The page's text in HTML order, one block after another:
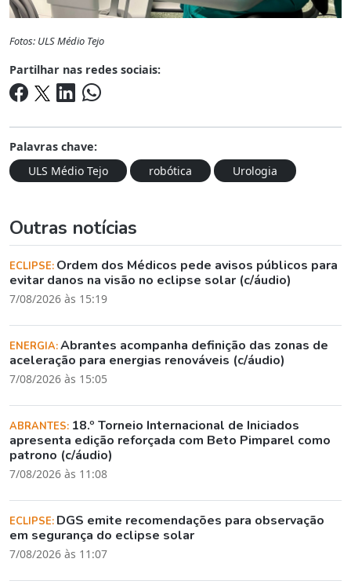
Fotos: ULS Médio Tejo
Partilhar nas redes sociais:
Palavras chave:
ULS Médio Tejo
robótica Urologia
Outras notícias
ECLIPSE: Ordem dos Médicos pede avisos públicos para
evitar danos na visão no eclipse solar (c/áudio)
7/08/2026 às 15:19
ENERGIA:Abrantes acompanha definição das zonas de
aceleração para energias renováveis (c/áudio)
7/08/2026 às 15:05
ABRANTES: 18.º Torneio Internacional de Iniciados
apresenta edição reforçada com Beto Pimparel como
patrono (c/áudio)
7/08/2026 às 11:08
ECLIPSE: DGS emite recomendações para observação
em segurança do eclipse solar
7/08/2026 às 11:07